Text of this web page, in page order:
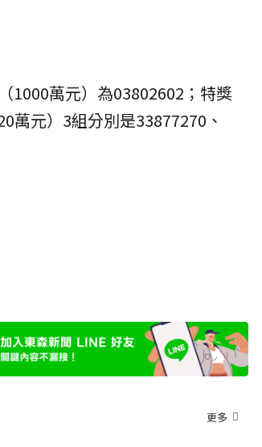
1000萬元）為03802602；特獎
萬元）3組分別是33877270、
更多